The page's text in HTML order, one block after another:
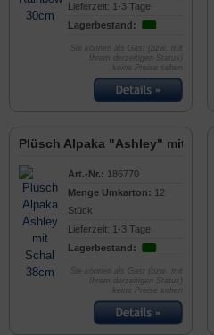
Lieferzeit: 1-3 Tage
Lagerbestand:
Sie können als Gast (bzw. mit
Ihrem derzeitigen Status)
keine Preise sehen
Plüsch Alpaka "Ashley" mit
Art.-Nr.: 186770
Menge Umkarton: 12
Stück
Lieferzeit: 1-3 Tage
Lagerbestand:
Sie können als Gast (bzw. mit
Ihrem derzeitigen Status)
keine Preise sehen